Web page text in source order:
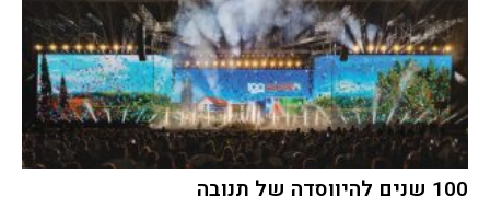
100 שנים להיווסדה של תנובה